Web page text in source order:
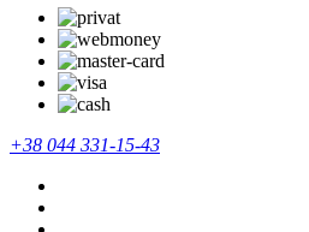
+38 044 331-15-43